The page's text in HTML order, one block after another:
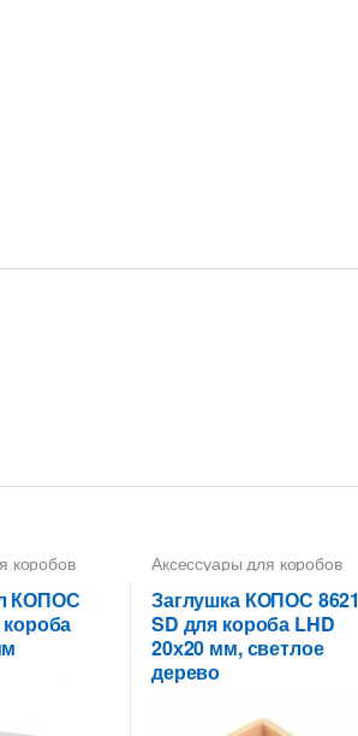
коробов
КОПОС
Аксессуары для коробов
Заглушка КОПОС 8621
SD для короба LHD
20х20 мм, светлое
дерево